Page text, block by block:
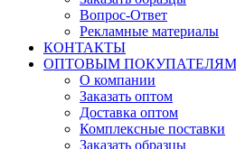
Вопрос-Ответ
Рекламные материалы
КОНТАКТЫ
ОПТОВЫМ ПОКУПАТЕЛЯМ
О компании
Заказать оптом
Доставка оптом
Комплексные поставки
Заказать образцы